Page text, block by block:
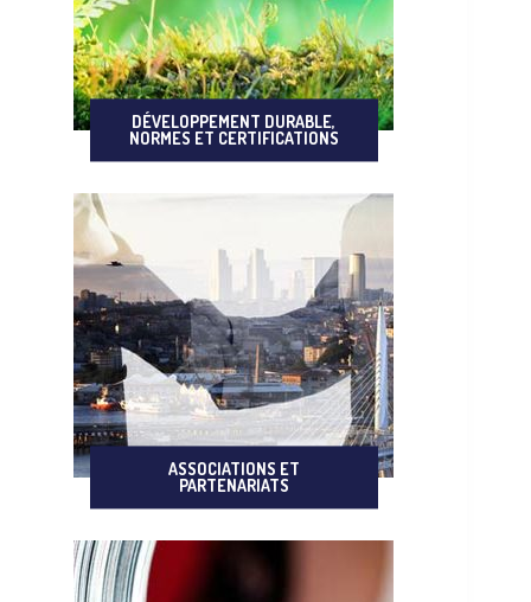
DÉVELOPPEMENT DURABLE,
NORMES ET CERTIFICATIONS
ASSOCIATIONS ET
PARTENARIATS